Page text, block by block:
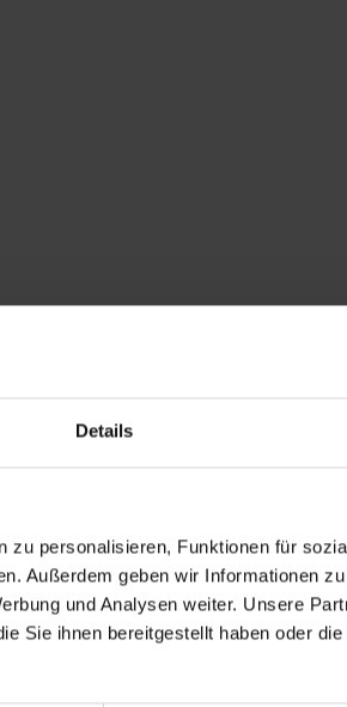
Details
zu personalisieren, Funktionen für
Außerdem geben wir Informationen
und Analysen weiter. Unsere
Sie ihnen bereitgestellt haben oder